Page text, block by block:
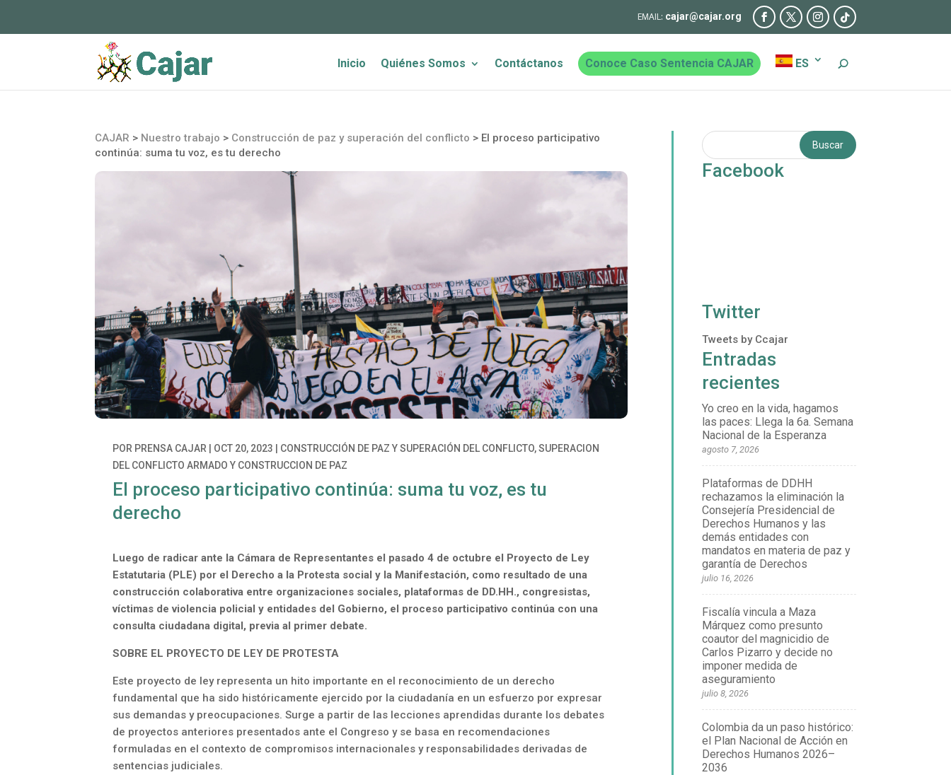
cajar@cajar.org
Inicio Quiénes Somos Contáctanos Conoce Caso Sentencia CAJAR ES
CAJAR > Nuestro trabajo > Construcción de paz y superación del conflicto > El proceso participativo
continúa: suma tu voz, es tu derecho
POR PRENSA CAJAR OCT 20, 2023 CONSTRUCCIÓN DE PAZ Y SUPERACIÓN DEL CONFLICTO,SUPERACION
DEL CONFLICTO ARMADO Y CONSTRUCCION DE PAZ
El proceso participativo continúa: suma tu voz, es tu
derecho
Luego de radicar ante la Cámara de Representantes el pasado 4 de octubre el Proyecto de Ley
Estatutaria (PLE) por el Derecho a la Protesta social y la Manifestación, como resultado de una
construcción colaborativa entre organizaciones sociales, plataformas de DD.HH., congresistas,
víctimas de violencia policial y entidades del Gobierno, el proceso participativo continúa con una
consulta ciudadana digital, previa al primer debate.
SOBRE EL PROYECTO DE LEY DE PROTESTA
Este proyecto de ley representa un hito importante en el reconocimiento de un derecho
fundamental que ha sido históricamente ejercido por la ciudadanía en un esfuerzo por expresar
sus demandas y preocupaciones. Surge a partir de las lecciones aprendidas durante los debates
de proyectos anteriores presentados ante el Congreso y se basa en recomendaciones
formuladas en el contexto de compromisos internacionales y responsabilidades derivadas de
sentencias judiciales.
Facebook
Twitter
Tweets by Ccajar
Entradas
recientes
Yo creo en la vida, hagamos
las paces: Llega la 6a. Semana
Nacional de la Esperanza
agosto 7, 2026
Plataformas de DDHH
rechazamos la eliminación la
Consejería Presidencial de
Derechos Humanos y las
demás entidades con
mandatos en materia de paz y
garantía de Derechos
julio 16, 2026
Fiscalía vincula a Maza
Márquez como presunto
coautor del magnicidio de
Carlos Pizarro y decide no
imponer medida de
aseguramiento
julio 8, 2026
Colombia da un paso histórico:
el Plan Nacional de Acción en
Derechos Humanos 2026–
2036